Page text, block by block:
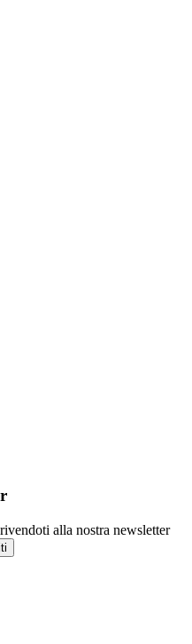
alla nostra newsletter